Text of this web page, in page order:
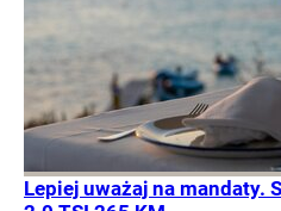
Lepiej uważaj na mandaty.